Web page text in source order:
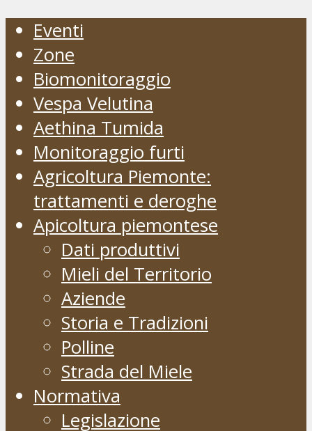
Eventi
Zone
Biomonitoraggio
Vespa Velutina
Aethina Tumida
Monitoraggio furti
Agricoltura Piemonte:
trattamenti e deroghe
Apicoltura piemontese
Dati produttivi
Mieli del Territorio
Aziende
Storia e Tradizioni
Polline
Strada del Miele
Normativa
Legislazione